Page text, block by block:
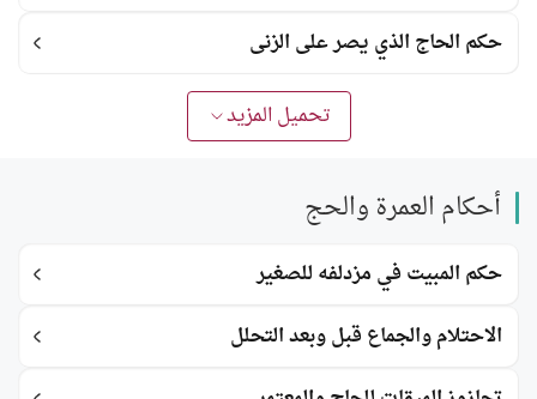
حكم الحاج الذي يصر على الزنى
تحميل المزيد
أحكام العمرة والحج
حكم المبيت في مزدلفه للصغير
الاحتلام والجماع قبل وبعد التحلل